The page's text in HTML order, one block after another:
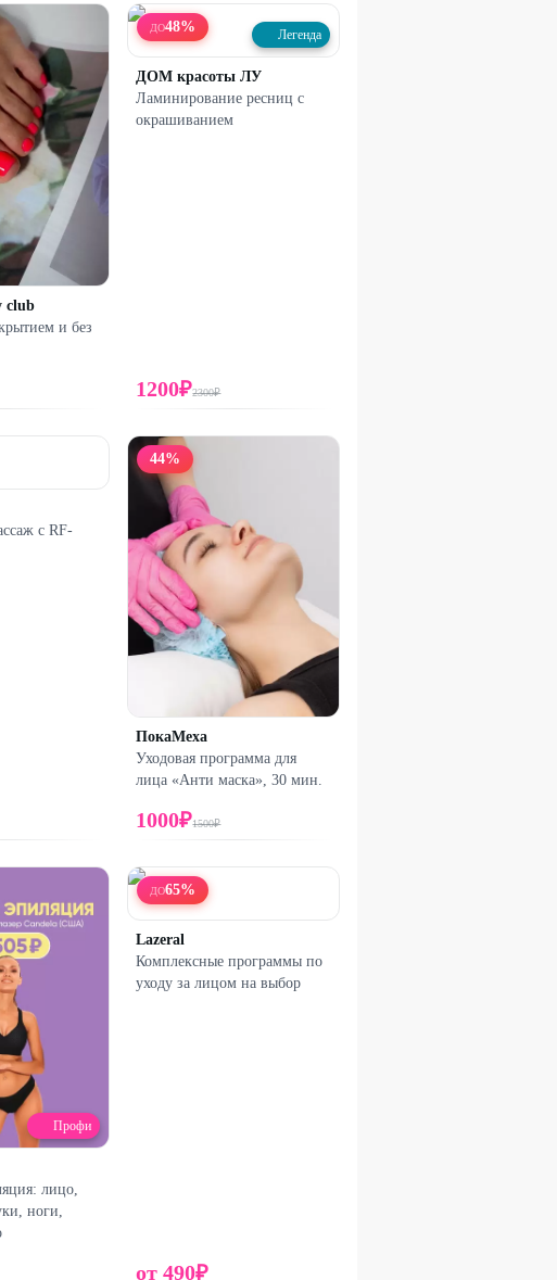
club
и без
ДО48% Легенда
ДОМ красоты ЛУ
Ламинирование ресниц с
окрашиванием
1200₽2300₽
с RF-
44%
ПокаМеха
Уходовая программа для
лица «Анти маска», 30 мин.
1000₽1500₽
Профи
лицо,
ноги,
ДО65%
Lazeral
Комплексные программы по
уходу за лицом на выбор
от490₽